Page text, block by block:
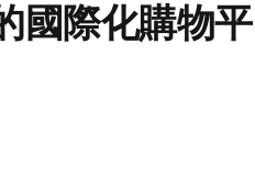
國際化購物平